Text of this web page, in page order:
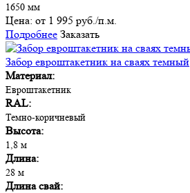
1650 мм
Цена: от 1 995 руб./п.м.
Подробнее Заказать
Забор евроштакетник на сваях темный
Материал:
Евроштакетник
RAL:
Темно-коричневый
Высота:
1,8 м
Длина:
28 м
Длина свай: